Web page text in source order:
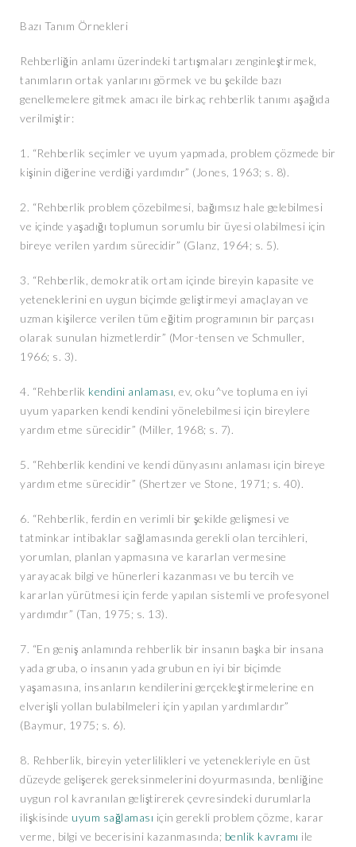
Bazı Tanım Örnekleri
Rehberliğin anlamı üzerindeki tartışmaları zenginleştirmek,
tanımların ortak yanlarını görmek ve bu şekilde bazı
genellemelere gitmek amacı ile birkaç rehberlik tanımı aşağıda
verilmiştir:
1. “Rehberlik seçimler ve uyum yapmada, problem çözmede bir
kişinin diğerine verdiği yardımdır” (Jones, 1963; s. 8).
2. “Rehberlik problem çözebilmesi, bağımsız hale gelebilmesi
ve içinde yaşadığı toplumun sorumlu bir üyesi olabilmesi için
bireye verilen yardım sürecidir” (Glanz, 1964; s. 5).
3. “Rehberlik, demokratik ortam içinde bireyin kapasite ve
yeteneklerini en uygun biçimde geliştirmeyi amaçlayan ve
uzman kişilerce verilen tüm eğitim programının bir parçası
olarak sunulan hizmetlerdir” (Mor-tensen ve Schmuller,
1966; s. 3).
4. “Rehberlik kendini anlaması , ev, oku^ve topluma en iyi
uyum yaparken kendi kendini yönelebilmesi için bireylere
yardım etme sürecidir” (Miller, 1968; s. 7).
5. “Rehberlik kendini ve kendi dünyasını anlaması için bireye
yardım etme sürecidir” (Shertzer ve Stone, 1971; s. 40).
6. “Rehberlik, ferdin en verimli bir şekilde gelişmesi ve
tatminkar intibaklar sağlamasında gerekli olan tercihleri,
yorumlan, planlan yapmasına ve kararlan vermesine
yarayacak bilgi ve hünerleri kazanması ve bu tercih ve
kararlan yürütmesi için ferde yapılan sistemli ve profesyonel
yardımdır” (Tan, 1975; s. 13).
7. “En geniş anlamında rehberlik bir insanın başka bir insana
yada gruba, o insanın yada grubun en iyi bir biçimde
yaşamasına, insanların kendilerini gerçekleştirmelerine en
elverişli yollan bulabilmeleri için yapılan yardımlardır”
(Baymur, 1975; s. 6).
8. Rehberlik, bireyin yeterlilikleri ve yetenekleriyle en üst
düzeyde gelişerek gereksinmelerini doyurmasında, benliğine
uygun rol kavranılan geliştirerek çevresindeki durumlarla
ilişkisinde uyum sağlaması için gerekli problem çözme, karar
verme, bilgi ve becerisini kazanmasında; benlik kavramı ile